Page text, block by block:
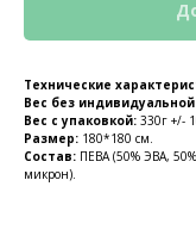
Технические
Вес без
Вес с упаковкой: 330г +/-
Размер: 180*180 см.
Состав: ПЕВА (50% ЭВА,
микрон).
КОНТАКТЫ
Ждём Вас в